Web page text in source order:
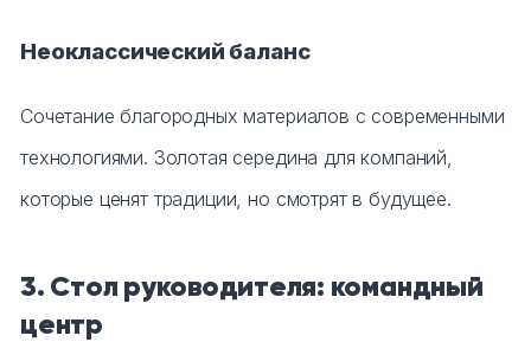
Неоклассический баланс
Сочетание благородных материалов с современными
технологиями. Золотая середина для компаний,
которые ценят традиции, но смотрят в будущее.
3. Стол руководителя: командный
центр